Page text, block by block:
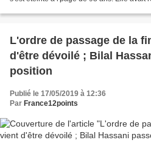
L'ordre de passage de la
d'être dévoilé ; Bilal
position
Publié le 17/05/2019 à 12:36
Par France12points